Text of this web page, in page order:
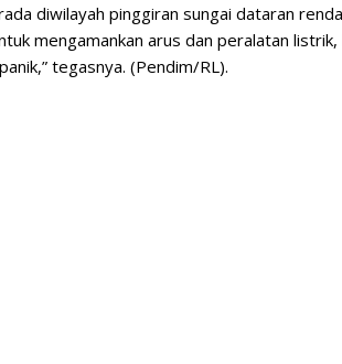
diwilayah pinggiran sungai dataran
mengamankan arus dan peralatan
tegasnya. (Pendim/RL).